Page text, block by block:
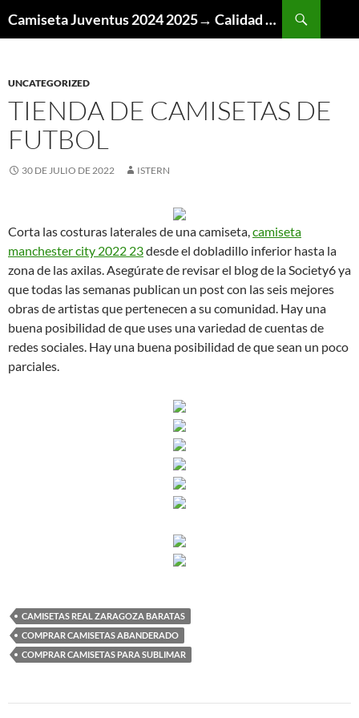
Camiseta Juventus 2024 2025→ Calidad Thai AAA
UNCATEGORIZED
TIENDA DE CAMISETAS DE
FUTBOL
30 DE JULIO DE 2022 ISTERN
Corta las costuras laterales de una camiseta,camiseta
manchester city 2022 23desde el dobladillo inferior hasta la
zona de las axilas. Asegúrate de revisar el blog de la Society6 ya
que todas las semanas publican un post con las seis mejores
obras de artistas que pertenecen a su comunidad. Hay una
buena posibilidad de que uses una variedad de cuentas de
redes sociales. Hay una buena posibilidad de que sean un poco
parciales.
CAMISETAS REAL ZARAGOZA BARATAS
COMPRAR CAMISETAS ABANDERADO
COMPRAR CAMISETAS PARA SUBLIMAR